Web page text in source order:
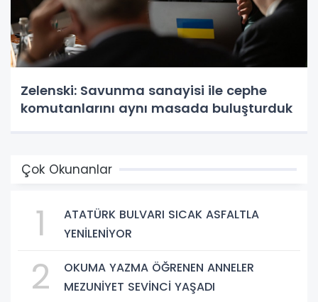
Zelenski: Savunma sanayisi ile cephe
komutanlarını aynı masada buluşturduk
Çok Okunanlar
1
ATATÜRK BULVARI SICAK ASFALTLA
YENİLENİYOR
2
OKUMA YAZMA ÖĞRENEN ANNELER
MEZUNİYET SEVİNCİ YAŞADI